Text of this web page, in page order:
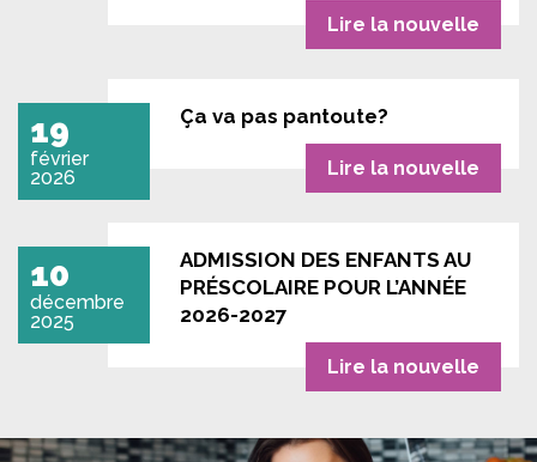
Lire la nouvelle
19
février
2026
Ça va pas pantoute?
Lire la nouvelle
10
décembre
2025
ADMISSION DES ENFANTS AU
PRÉSCOLAIRE POUR L’ANNÉE
2026-2027
Lire la nouvelle